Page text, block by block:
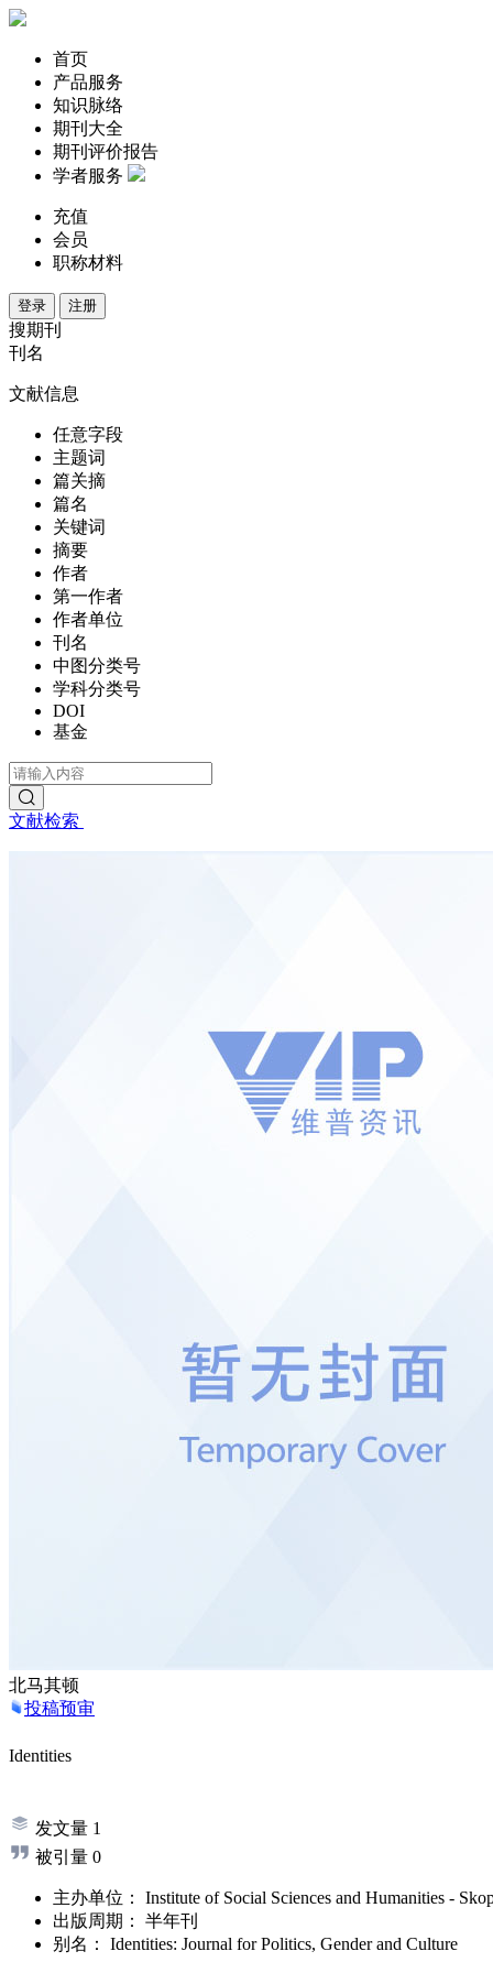
首页
产品服务
知识脉络
期刊大全
期刊评价报告
学者服务
充值
会员
职称材料
登录 注册
搜期刊
刊名
文献信息
任意字段
主题词
篇关摘
篇名
关键词
摘要
作者
第一作者
作者单位
刊名
中图分类号
学科分类号
DOI
基金
文献检索
北马其顿
投稿预审
Identities
发文量 1
被引量 0
主办单位：
Institute of Social Sciences and Humanities -
出版周期：
半年刊
别名：
Identities: Journal for Politics, Gender and Culture